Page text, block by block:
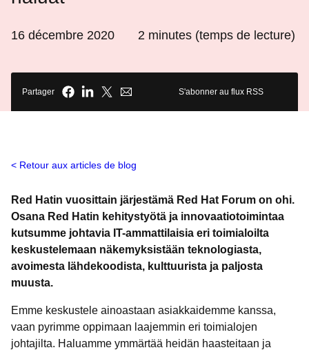
16 décembre 2020 2 minutes (temps de lecture)
Partager S'abonner au flux RSS
Retour aux articles de blog
Red Hatin vuosittain järjestämä Red Hat Forum on ohi.
Osana Red Hatin kehitystyötä ja innovaatiotoimintaa
kutsumme johtavia IT-ammattilaisia eri toimialoilta
keskustelemaan näkemyksistään teknologiasta,
avoimesta lähdekoodista, kulttuurista ja paljosta
muusta.
Emme keskustele ainoastaan asiakkaidemme kanssa,
vaan pyrimme oppimaan laajemmin eri toimialojen
johtajilta. Haluamme ymmärtää heidän haasteitaan ja